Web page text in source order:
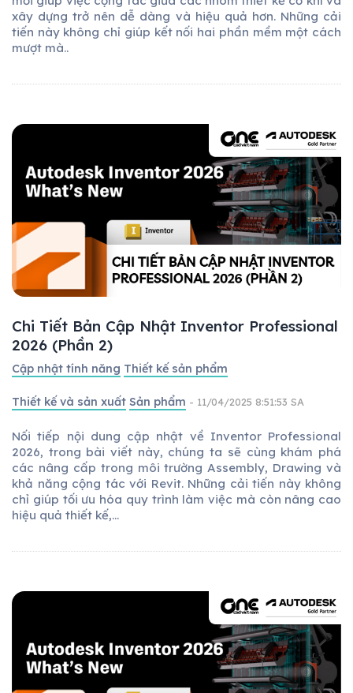
xây dựng trở nên dễ dàng và hiệu quả hơn. Những cải
tiến này không chỉ giúp kết nối hai phần mềm một cách
mượt mà..
Chi Tiết Bản Cập Nhật Inventor Professional
2026 (Phần 2)
Cập nhật tính năng Thiết kế sản phẩm
Thiết kế và sản xuất Sản phẩm - 11/04/2025 8:51:53 SA
Nối tiếp nội dung cập nhật về Inventor Professional
2026, trong bài viết này, chúng ta sẽ cùng khám phá
các nâng cấp trong môi trường Assembly, Drawing và
khả năng cộng tác với Revit. Những cải tiến này không
chỉ giúp tối ưu hóa quy trình làm việc mà còn nâng cao
hiệu quả thiết kế,...